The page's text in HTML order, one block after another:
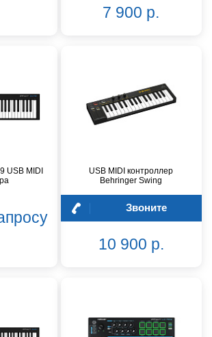
7 900 р.
USB MIDI
USB MIDI контроллер
Behringer Swing
Звоните
10 900 р.